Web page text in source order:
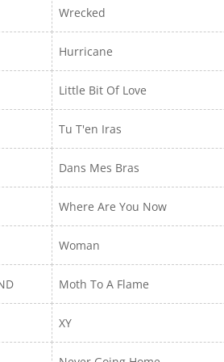
Wrecked
Hurricane
Little Bit Of Love
Tu T'en Iras
Dans Mes Bras
Where Are You Now
Woman
Moth To A Flame
XY